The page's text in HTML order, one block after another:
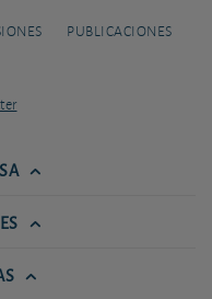
PUBLICACIONES